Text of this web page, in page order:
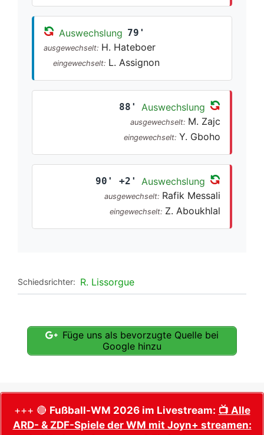
Auswechslung 79'
ausgewechselt: H. Hateboer
eingewechselt: L. Assignon
88' Auswechslung
ausgewechselt: M. Zajc
eingewechselt: Y. Gboho
90' +2' Auswechslung
ausgewechselt: Rafik Messali
eingewechselt: Z. Aboukhlal
Schiedsrichter: R. Lissorgue
Füge uns als bevorzugte Quelle bei
Google hinzu
+++ 🔴 Fußball-WM 2026 im Livestream: 📺 Alle
ARD- & ZDF-Spiele der WM mit Joyn+ streamen: